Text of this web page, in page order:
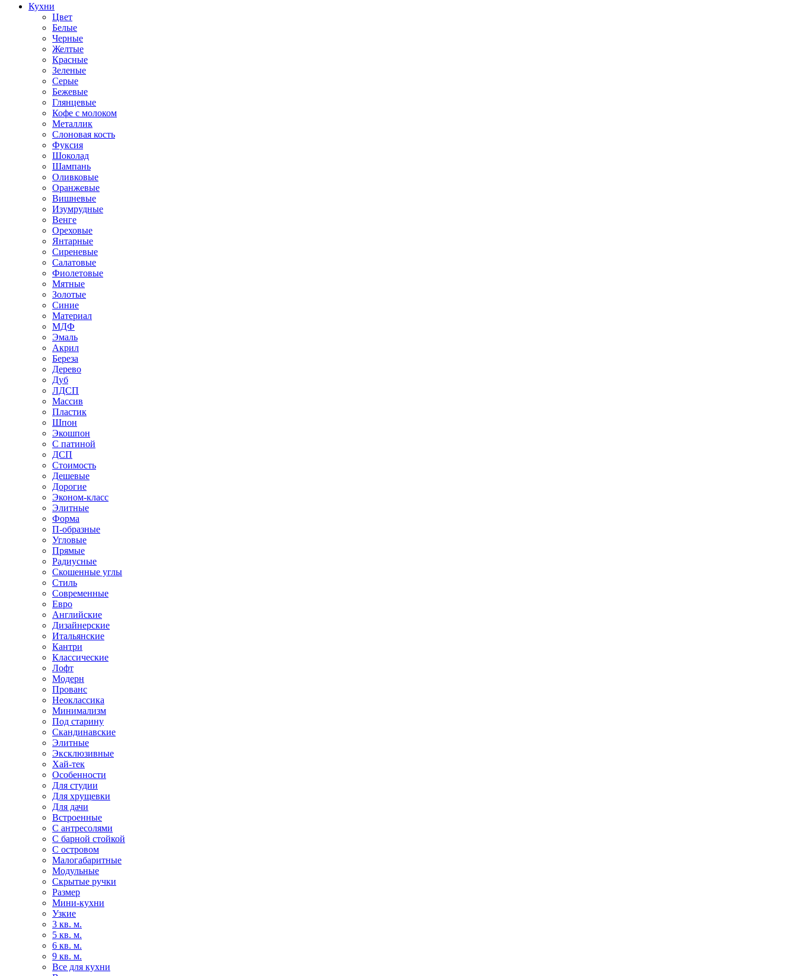
Кухни
Цвет
Белые
Черные
Желтые
Красные
Зеленые
Серые
Бежевые
Глянцевые
Кофе с молоком
Металлик
Слоновая кость
Фуксия
Шоколад
Шампань
Оливковые
Оранжевые
Вишневые
Изумрудные
Венге
Ореховые
Янтарные
Сиреневые
Салатовые
Фиолетовые
Мятные
Золотые
Синие
Материал
МДФ
Эмаль
Акрил
Береза
Дерево
Дуб
ЛДСП
Массив
Пластик
Шпон
Экошпон
С патиной
ДСП
Стоимость
Дешевые
Дорогие
Эконом-класс
Элитные
Форма
П-образные
Угловые
Прямые
Радиусные
Скошенные углы
Стиль
Современные
Евро
Английские
Дизайнерские
Итальянские
Кантри
Классические
Лофт
Модерн
Прованс
Неоклассика
Минимализм
Под старину
Скандинавские
Элитные
Эксклюзивные
Хай-тек
Особенности
Для студии
Для хрущевки
Для дачи
Встроенные
С антресолями
С барной стойкой
С островом
Малогабаритные
Модульные
Скрытые ручки
Размер
Мини-кухни
Узкие
3 кв. м.
5 кв. м.
6 кв. м.
9 кв. м.
Все для кухни